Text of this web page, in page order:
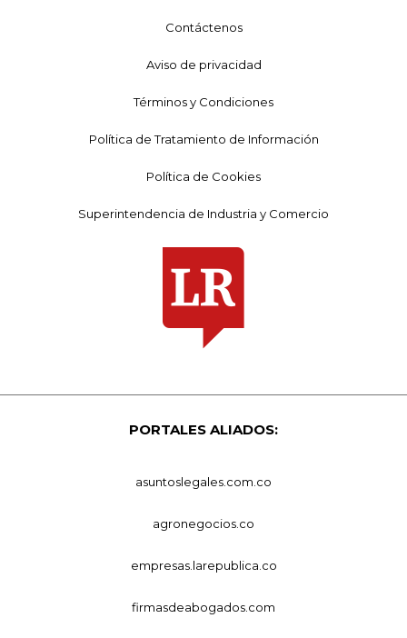
Contáctenos
Aviso de privacidad
Términos y Condiciones
Política de Tratamiento de Información
Política de Cookies
Superintendencia de Industria y Comercio
PORTALES ALIADOS:
asuntoslegales.com.co
agronegocios.co
empresas.larepublica.co
firmasdeabogados.com